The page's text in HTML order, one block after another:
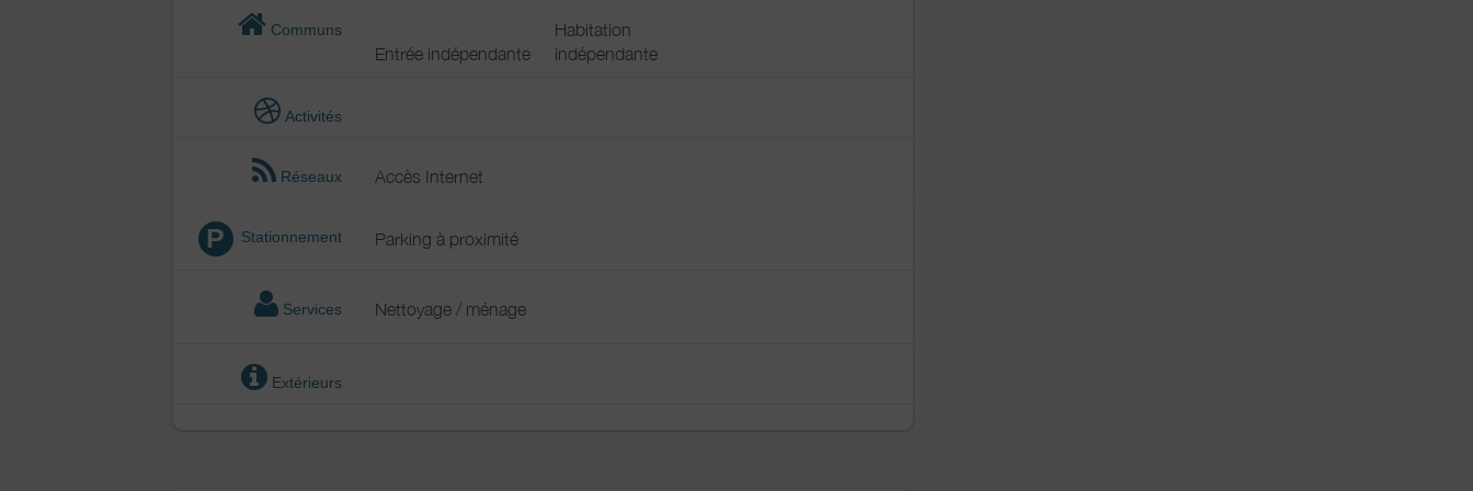
Communs
Entrée indépendante
Habitation
indépendante
Activités
Réseaux Accès Internet
P Stationnement Parking à proximité
Services Nettoyage / ménage
Extérieurs